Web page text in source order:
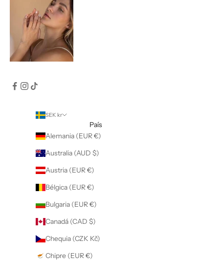
SEK kr
País
Alemania (EUR €)
Australia (AUD $)
Austria (EUR €)
Bélgica (EUR €)
Bulgaria (EUR €)
Canadá (CAD $)
Chequia (CZK Kč)
Chipre (EUR €)